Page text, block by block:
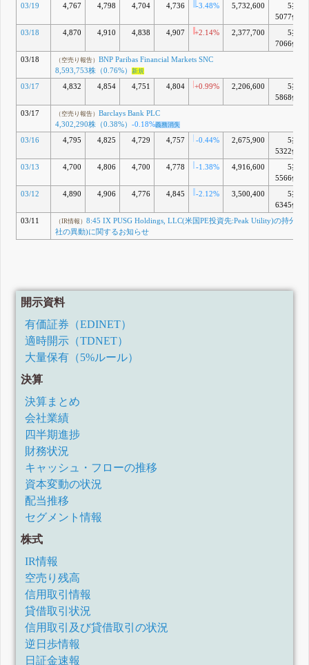
03/19 4,767 4,798 4,704 4,736 -3.48% 5,732,600
5兆
5077億
03/18
4,870 4,910 4,838 4,907 +2.14% 2,377,700
5兆
7066億
03/18
（空売り報告） BNP Paribas Financial Markets SNC
8,593,753株（0.76%）
新規
03/17 4,832 4,854 4,751 4,804 +0.99% 2,206,600
5兆
5868億
03/17
（空売り報告） Barclays Bank PLC
4,302,290株（0.38%） -0.18%義務消失
03/16 4,795 4,825 4,729 4,757 -0.44% 2,675,900
5兆
5322億
03/13
4,700 4,806 4,700 4,778 -1.38% 4,916,600
5兆
5566億
03/12
4,890 4,906 4,776 4,845 -2.12% 3,500,400
5兆
6345億
03/11
（IR情報） 8:45 IX PUSG Holdings, LLC(米国PE投資先:Peak Utility)の持分譲
社の異動)に関するお知らせ
開示資料
有価証券（EDINET）
適時開示（TDNET）
大量保有（5%ルール）
決算
決算まとめ
会社業績
四半期進捗
財務状況
キャッシュ・フローの推移
資本変動の状況
配当推移
セグメント情報
株式
IR情報
空売り残高
信用取引情報
貸借取引状況
信用取引及び貸借取引の状況
逆日歩情報
日証金速報